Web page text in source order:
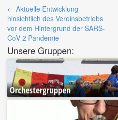
Beitrags-
Navigatino
← Aktuelle Entwicklung
hinsichtlich des Vereinsbetriebs
vor dem Hintergrund der SARS-
CoV-2 Pandemie
Unsere Gruppen:
Orchestergruppen